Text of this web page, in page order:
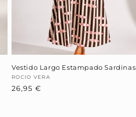
Vestido Largo Estampado Sardinas
Proveedor:
ROCIO VERA
Precio
26,95 €